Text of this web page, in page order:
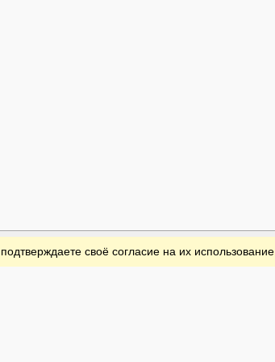
своё согласие на их использование.